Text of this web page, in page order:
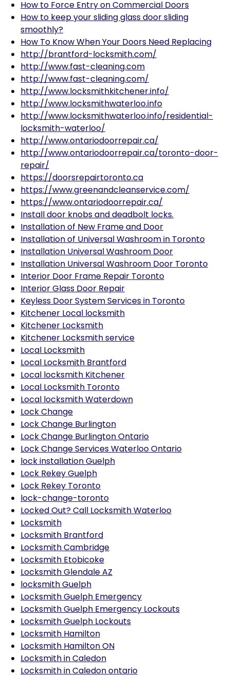
How to Force Entry on Commercial Doors
How to keep your sliding glass door sliding
smoothly?
How To Know When Your Doors Need Replacing
http://brantford-locksmith.com/
http://www.fast-cleaning.com
http://www.fast-cleaning.com/
http://www.locksmithkitchener.info/
http://www.locksmithwaterloo.info
http://www.locksmithwaterloo.info/residential-
locksmith-waterloo/
http://www.ontariodoorrepair.ca/
http://www.ontariodoorrepair.ca/toronto-door-
repair/
https://doorsrepairtoronto.ca
https://www.greenandcleanservice.com/
https://www.ontariodoorrepair.ca/
Install door knobs and deadbolt locks.
Installation of New Frame and Door
Installation of Universal Washroom in Toronto
Installation Universal Washroom Door
Installation Universal Washroom Door Toronto
Interior Door Frame Repair Toronto
Interior Glass Door Repair
Keyless Door System Services in Toronto
Kitchener Local locksmith
Kitchener Locksmith
Kitchener Locksmith service
Local Locksmith
Local Locksmith Brantford
Local locksmith Kitchener
Local Locksmith Toronto
Local locksmith Waterdown
Lock Change
Lock Change Burlington
Lock Change Burlington Ontario
Lock Change Services Waterloo Ontario
lock installation Guelph
Lock Rekey Guelph
Lock Rekey Toronto
lock-change-toronto
Locked Out? Call Locksmith Waterloo
Locksmith
Locksmith Brantford
Locksmith Cambridge
Locksmith Etobicoke
Locksmith Glendale AZ
locksmith Guelph
Locksmith Guelph Emergency
Locksmith Guelph Emergency Lockouts
Locksmith Guelph Lockouts
Locksmith Hamilton
Locksmith Hamilton ON
Locksmith in Caledon
Locksmith in Caledon ontario